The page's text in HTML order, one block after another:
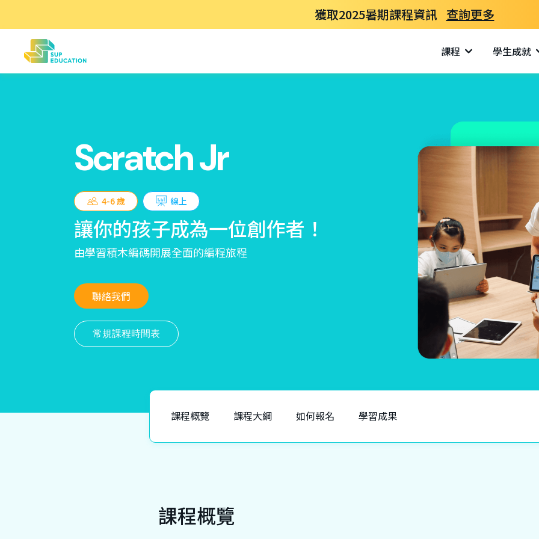
獲取2025暑期課程資訊 查詢更多
課程 學生成就
Scratch Jr
4-6 歲 線上
讓你的孩子成為一位創作者！
由學習積木編碼開展全面的編程旅程
聯絡我們
常規課程時間表
課程概覽 課程大綱 如何報名 學習成果
課程概覽